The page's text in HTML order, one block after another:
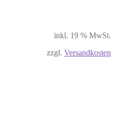
inkl. 19 % MwSt.
zzgl. Versandkosten